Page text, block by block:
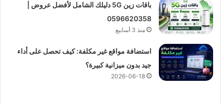
باقات زين 5G دليلك الشامل لأفضل عروض |
0596620358
منذ 3 أسابيع
استضافة مواقع غير مكلفة: كيف تحصل على أداء
جيد بدون ميزانية كبيرة؟
2026-06-18